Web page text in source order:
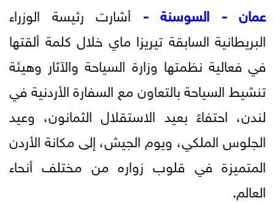
عمان - السوسنة - أشارت رئيسة الوزراء
البريطانية السابقة تيريزا ماي خلال كلمة ألقتها
في فعالية نظمتها وزارة السياحة والآثار وهيئة
تنشيط السياحة بالتعاون مع السفارة الأردنية في
لندن، احتفاءً بعيد الاستقلال الثمانون، وعيد
الجلوس الملكي، ويوم الجيش، إلى مكانة الأردن
المتميزة في قلوب زواره من مختلف أنحاء
العالم.